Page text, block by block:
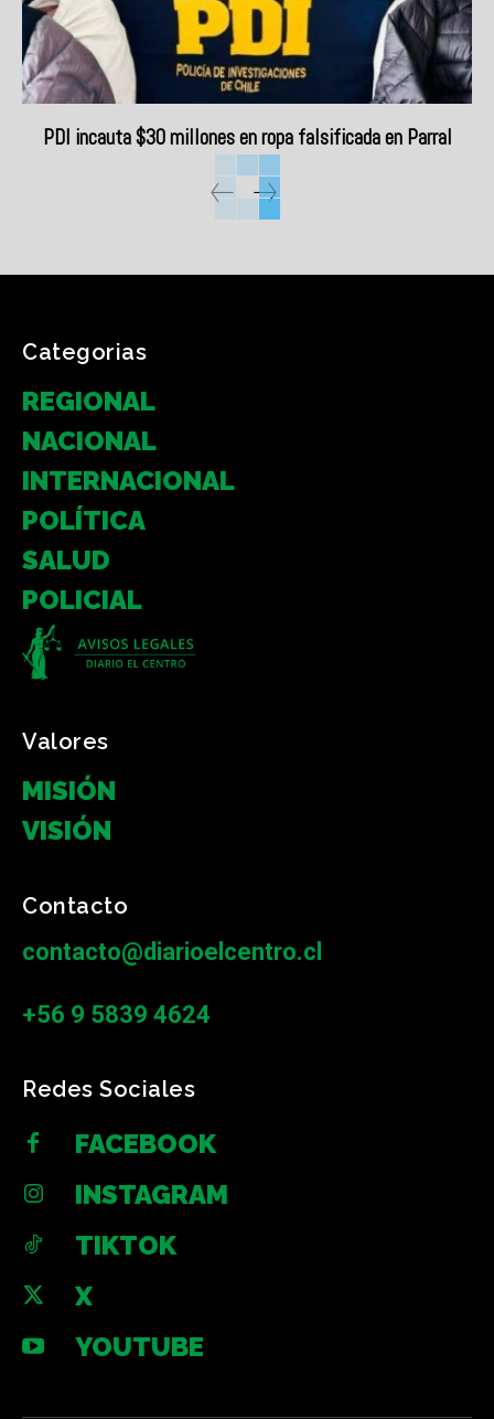
PDI incauta $30 millones en ropa falsificada en Parral
Categorias
REGIONAL
NACIONAL
INTERNACIONAL
POLÍTICA
SALUD
POLICIAL
Valores
MISIÓN
VISIÓN
Contacto
contacto@diarioelcentro.cl
+56 9 5839 4624
Redes Sociales
FACEBOOK
INSTAGRAM
TIKTOK
X
YOUTUBE